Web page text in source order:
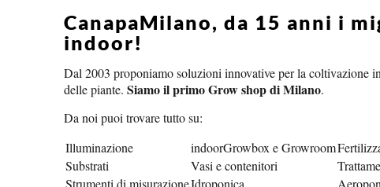
CanapaMilano, da 15 anni i
indoor!
Dal 2003 proponiamo soluzioni innovative per la coltivazione
delle piante.Siamo il primo Grow shop di Milano.
Da noi puoi trovare tutto su:
Illuminazione
indoorGrowbox e Growroom
Substrati
Vasi e contenitori
Strumenti di misurazioneIdroponica